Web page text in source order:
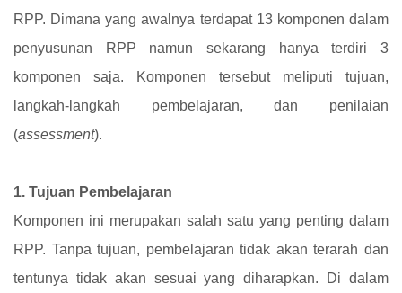
RPP. Dimana yang awalnya terdapat 13 komponen dalam
penyusunan RPP namun sekarang hanya terdiri 3
komponen saja. Komponen tersebut meliputi tujuan,
langkah-langkah pembelajaran, dan penilaian
(assessment).
1. Tujuan Pembelajaran
Komponen ini merupakan salah satu yang penting dalam
RPP. Tanpa tujuan, pembelajaran tidak akan terarah dan
tentunya tidak akan sesuai yang diharapkan. Di dalam